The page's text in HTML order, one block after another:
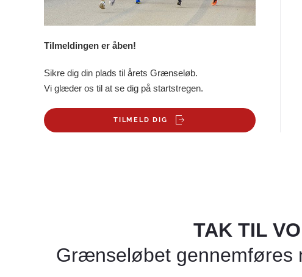
Tilmeldingen er åben!
Sikre dig din plads til årets Grænseløb.
Vi glæder os til at se dig på startstregen.
TILMELD DIG
TAK TIL
Grænseløbet gennemføres